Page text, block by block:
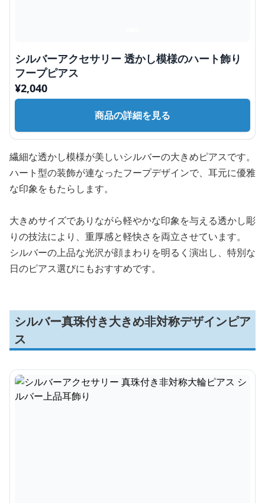
シルバーアクセサリー 透かし模様のハート飾り
フープピアス
¥2,040
商品の詳細を見る
繊細な透かし模様が美しいシルバーの大きめピアスです。
ハート型の装飾が連なったフープデザインで、耳元に優雅
な印象をもたらします。
大きめサイズでありながら軽やかな印象を与える透かし彫
りの技法により、重厚感と軽快さを両立させています。
シルバーの上品な光沢が顔まわりを明るく演出し、特別な
日のピアス選びにもおすすめです。
シルバー真珠付き大きめ非対称デザインピア
ス